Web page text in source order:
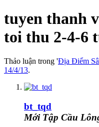
tuyen thanh
toi thu 2-4-6
Thảo luận trong 'Địa Điểm
14/4/13.
bt_tqd
Mới Tập Cầu